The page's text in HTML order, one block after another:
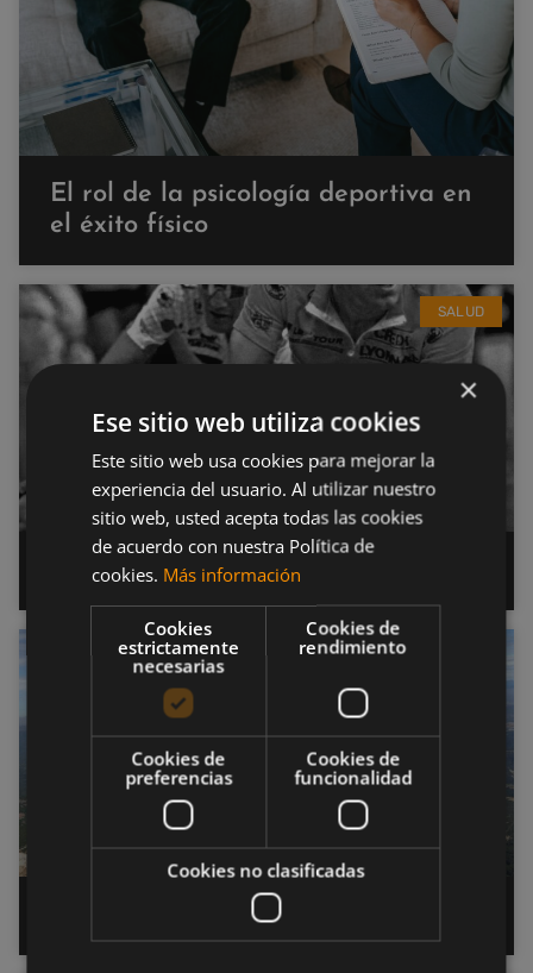
El rol de la psicología deportiva en
el éxito físico
SALUD
Perfiles psico-deportivos
Imaginación en el deporte
×
Ese sitio web utiliza cookies
Este sitio web usa cookies para mejorar la
experiencia del usuario. Al utilizar nuestro
sitio web, usted acepta todas las cookies
de acuerdo con nuestra Política de
cookies. Más información
Cookies
estrictamente
necesarias
Cookies de
rendimiento
Cookies de
preferencias
Cookies de
funcionalidad
Cookies no clasificadas